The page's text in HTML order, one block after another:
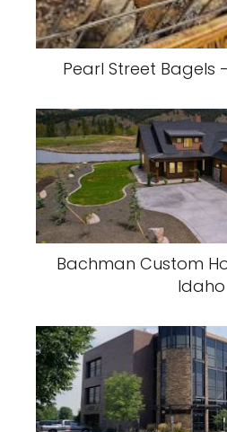
Pearl Street Bagels
Bachman Custom
Idaho